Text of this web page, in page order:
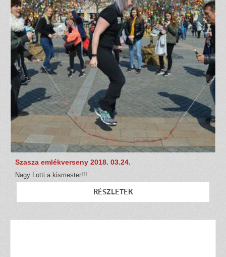
Szasza emlékverseny 2018. 03.24.
Nagy Lotti a kismester!!!
RÉSZLETEK